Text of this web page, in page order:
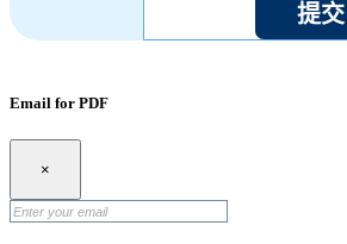
提交
Email for PDF
×